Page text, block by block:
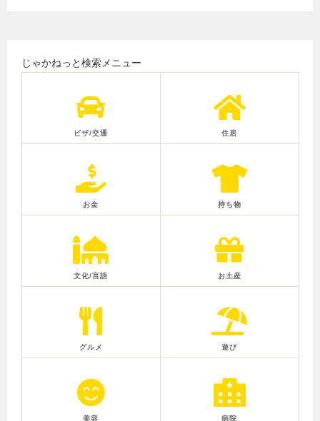
じゃかねっと検索メニュー
ビザ/交通 住居
お金 持ち物
文化/言語 お土産
グルメ 遊び
美容 病院